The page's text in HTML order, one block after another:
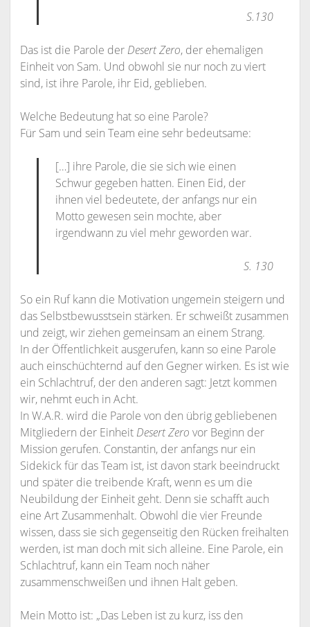
S.130
Das ist die Parole der Desert Zero, der ehemaligen
Einheit von Sam. Und obwohl sie nur noch zu viert
sind, ist ihre Parole, ihr Eid, geblieben.
Welche Bedeutung hat so eine Parole?
Für Sam und sein Team eine sehr bedeutsame:
[…] ihre Parole, die sie sich wie einen
Schwur gegeben hatten. Einen Eid, der
ihnen viel bedeutete, der anfangs nur ein
Motto gewesen sein mochte, aber
irgendwann zu viel mehr geworden war.
S. 130
So ein Ruf kann die Motivation ungemein steigern und
das Selbstbewusstsein stärken. Er schweißt zusammen
und zeigt, wir ziehen gemeinsam an einem Strang.
In der Öffentlichkeit ausgerufen, kann so eine Parole
auch einschüchternd auf den Gegner wirken. Es ist wie
ein Schlachtruf, der den anderen sagt: Jetzt kommen
wir, nehmt euch in Acht.
In W.A.R. wird die Parole von den übrig gebliebenen
Mitgliedern der Einheit Desert Zero vor Beginn der
Mission gerufen. Constantin, der anfangs nur ein
Sidekick für das Team ist, ist davon stark beeindruckt
und später die treibende Kraft, wenn es um die
Neubildung der Einheit geht. Denn sie schafft auch
eine Art Zusammenhalt. Obwohl die vier Freunde
wissen, dass sie sich gegenseitig den Rücken freihalten
werden, ist man doch mit sich alleine. Eine Parole, ein
Schlachtruf, kann ein Team noch näher
zusammenschweißen und ihnen Halt geben.
Mein Motto ist: „Das Leben ist zu kurz, iss den